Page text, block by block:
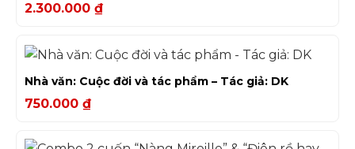
2.300.000 ₫
Nhà văn: Cuộc đời và tác phẩm – Tác giả: DK
750.000 ₫